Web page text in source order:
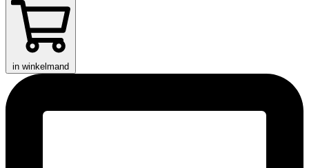
in winkelmand